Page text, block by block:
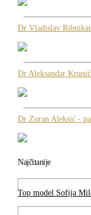
Dr Vladislav
Dr Aleksandar
Dr Zoran Aleksić -
Najčitanije
Top model Sofija